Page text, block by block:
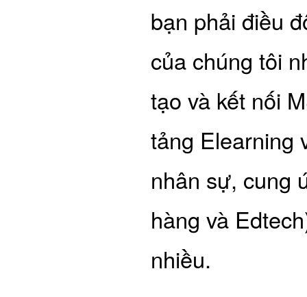
bạn phải điều
của chúng tôi
tạo và kết nối
tảng Elearning
nhân sự, cung
hàng và
nhiều.